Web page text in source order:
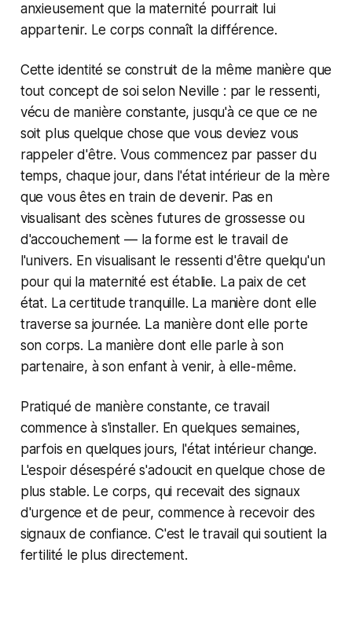
anxieusement que la maternité pourrait lui
appartenir. Le corps connaît la différence.
Cette identité se construit de la même manière que
tout concept de soi selon Neville : par le ressenti,
vécu de manière constante, jusqu'à ce que ce ne
soit plus quelque chose que vous deviez vous
rappeler d'être. Vous commencez par passer du
temps, chaque jour, dans l'état intérieur de la mère
que vous êtes en train de devenir. Pas en
visualisant des scènes futures de grossesse ou
d'accouchement — la forme est le travail de
l'univers. En visualisant le ressenti d'être quelqu'un
pour qui la maternité est établie. La paix de cet
état. La certitude tranquille. La manière dont elle
traverse sa journée. La manière dont elle porte
son corps. La manière dont elle parle à son
partenaire, à son enfant à venir, à elle-même.
Pratiqué de manière constante, ce travail
commence à s'installer. En quelques semaines,
parfois en quelques jours, l'état intérieur change.
L'espoir désespéré s'adoucit en quelque chose de
plus stable. Le corps, qui recevait des signaux
d'urgence et de peur, commence à recevoir des
signaux de confiance. C'est le travail qui soutient la
fertilité le plus directement.